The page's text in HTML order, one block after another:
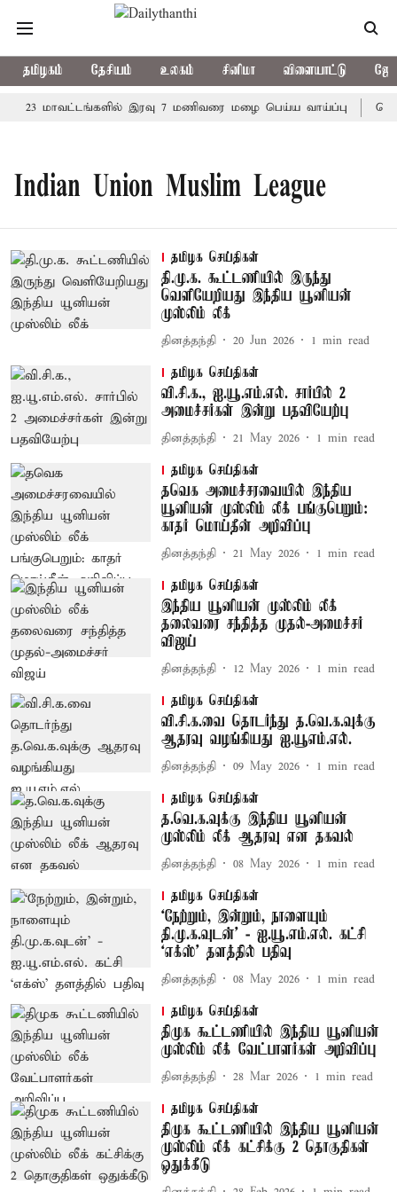
தமிழகம் தேசியம் உலகம் சினிமா விளையாட்டு
23 மாவட்டங்களில் இரவு 7 மணிவரை மழை பெய்ய வாய்ப்பு
Indian Union Muslim League
தமிழக செய்திகள்
தி.மு.க. கூட்டணியில் இருந்து
வெளியேறியது இந்திய யூனியன்
முஸ்லிம் லீக்
தினத்தந்தி 20 Jun 2026 1 min read
தமிழக செய்திகள்
வி.சி.க., ஐ.யூ.எம்.எல். சார்பில் 2
அமைச்சர்கள் இன்று பதவியேற்பு
தினத்தந்தி 21 May 2026 1 min read
தமிழக செய்திகள்
தவெக அமைச்சரவையில் இந்திய
யூனியன் முஸ்லிம் லீக் பங்குபெறும்:
காதர் மொய்தீன் அறிவிப்பு
தினத்தந்தி 21 May 2026 1 min read
தமிழக செய்திகள்
இந்திய யூனியன் முஸ்லிம் லீக்
தலைவரை சந்தித்த முதல்-அமைச்சர்
விஜய்
தினத்தந்தி 12 May 2026 1 min read
தமிழக செய்திகள்
வி.சி.க.வை தொடர்ந்து த.வெ.க.வுக்கு
ஆதரவு வழங்கியது ஐ.யூஎம்.எல்.
தினத்தந்தி 09 May 2026 1 min read
தமிழக செய்திகள்
த.வெ.க.வுக்கு இந்திய யூனியன்
முஸ்லிம் லீக் ஆதரவு என தகவல்
தினத்தந்தி 08 May 2026 1 min read
தமிழக செய்திகள்
‘நேற்றும், இன்றும், நாளையும்
தி.மு.க.வுடன்’ - ஐ.யூ.எம்.எல். கட்சி
‘எக்ஸ்’ தளத்தில் பதிவு
தினத்தந்தி 08 May 2026 1 min read
தமிழக செய்திகள்
திமுக கூட்டணியில் இந்திய யூனியன்
முஸ்லிம் லீக் வேட்பாளர்கள் அறிவிப்பு
தினத்தந்தி 28 Mar 2026 1 min read
தமிழக செய்திகள்
திமுக கூட்டணியில் இந்திய யூனியன்
முஸ்லிம் லீக் கட்சிக்கு 2 தொகுதிகள்
ஒதுக்கீடு